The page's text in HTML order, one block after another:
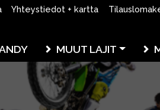
Yhteystiedot + kartta
MUUT LAJIT